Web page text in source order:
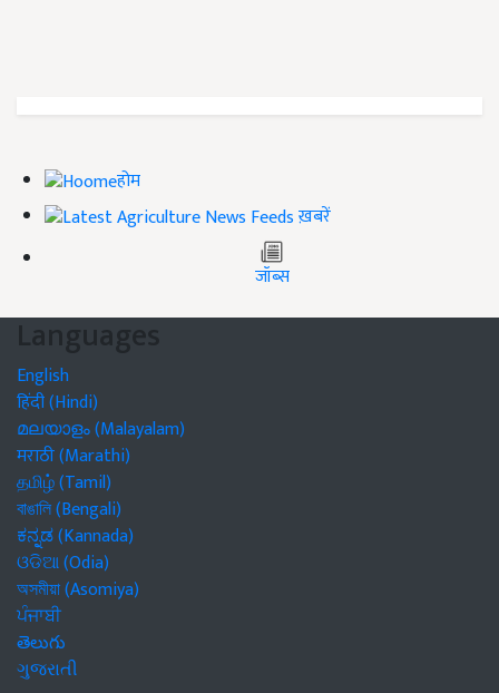
होम
ख़बरें
जॉब्स
Languages
English
हिंदी (Hindi)
മലയാളം (Malayalam)
मराठी (Marathi)
தமிழ் (Tamil)
বাঙালি (Bengali)
ಕನ್ನಡ (Kannada)
ଓଡିଆ (Odia)
অসমীয়া (Asomiya)
ਪੰਜਾਬੀ
తెలుగు
ગુજરાતી